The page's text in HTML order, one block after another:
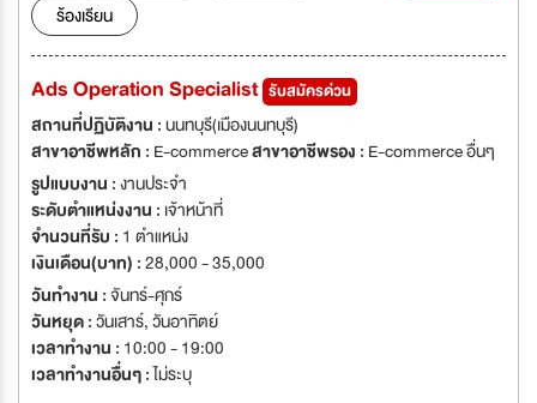
ร้องเรียน
Ads Operation Specialist รับสมัครด่วน
สถานที่ปฏิบัติงาน :นนทบุรี(เมืองนนทบุรี)
สาขาอาชีพหลัก : E-commerceสาขาอาชีพรอง : E-commerce อื่นๆ
รูปแบบงาน :งานประจำ
ระดับตำแหน่งงาน : เจ้าหน้าที่
จำนวนที่รับ : 1 ตำแหน่ง
เงินเดือน(บาท) :28,000 - 35,000
วันทำงาน :จันทร์-ศุกร์
วันหยุด :วันเสาร์,วันอาทิตย์
เวลาทำงาน : 10:00 - 19:00
เวลาทำงานอื่นๆ :ไม่ระบุ